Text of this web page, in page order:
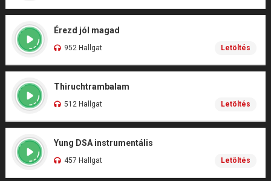
Érezd jól magad
952 Hallgat Letöltés
Thiruchtrambalam
512 Hallgat Letöltés
Yung DSA instrumentális
457 Hallgat Letöltés